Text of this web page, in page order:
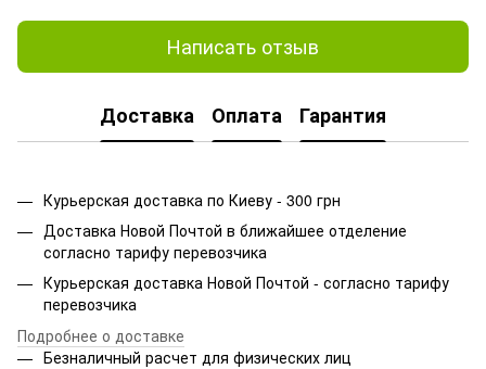
Написать отзыв
Доставка Оплата Гарантия
Курьерская доставка по Киеву - 300 грн
Доставка Новой Почтой в ближайшее отделение
согласно тарифу перевозчика
Курьерская доставка Новой Почтой - согласно тарифу
перевозчика
Подробнее о доставке
Безналичный расчет для физических лиц